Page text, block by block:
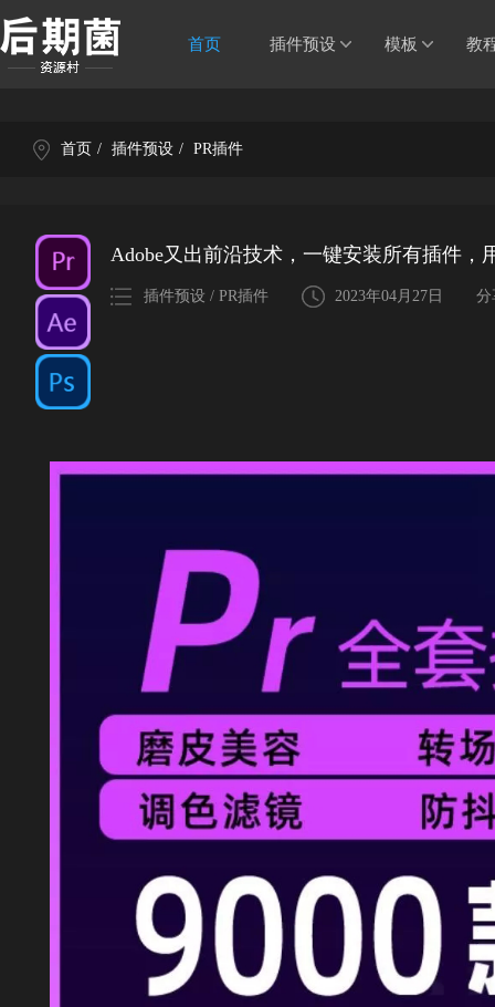
首页 插件预设 模板 教
首页 / 插件预设 / PR插件
Adobe又出前沿技术，一键安装所有插件，
插件预设 / PR插件 2023年04月27日 分